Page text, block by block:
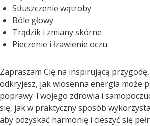
Stłuszczenie wątroby
Bóle głowy
Trądzik i zmiany skórne
Pieczenie i łzawienie oczu
Zapraszam Cię na inspirującą
odkryjesz, jak wiosenna energia może
poprawy Twojego zdrowia i
się, jak w praktyczny sposób
aby odzyskać harmonię i cieszyć się